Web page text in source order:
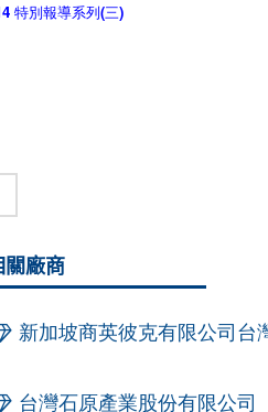
特別報導系列(三)
關廠商
新加坡商英彼克有限公司台
台灣石原產業股份有限公司